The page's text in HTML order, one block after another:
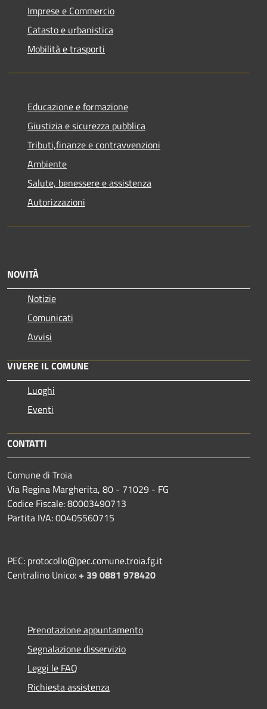
Imprese e Commercio
Catasto e urbanistica
Mobilità e trasporti
Educazione e formazione
Giustizia e sicurezza pubblica
Tributi,finanze e contravvenzioni
Ambiente
Salute, benessere e assistenza
Autorizzazioni
NOVITÀ
Notizie
Comunicati
Avvisi
VIVERE IL COMUNE
Luoghi
Eventi
CONTATTI
Comune di Troia
Via Regina Margherita, 80 - 71029 - FG
Codice Fiscale: 80003490713
Partita IVA: 00405560715
PEC: protocollo@pec.comune.troia.fg.it
Centralino Unico:+ 39 0881 978420
Prenotazione appuntamento
Segnalazione disservizio
Leggi le FAQ
Richiesta assistenza